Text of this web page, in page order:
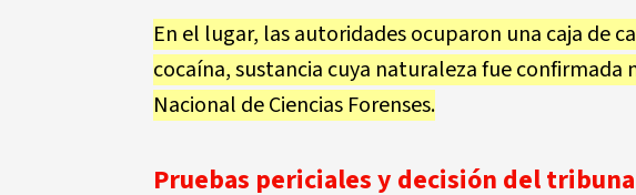
En el lugar, las autoridades ocuparon una caja de
cocaína, sustancia cuya naturaleza fue
Nacional de Ciencias Forenses.
Pruebas periciales y decisión del